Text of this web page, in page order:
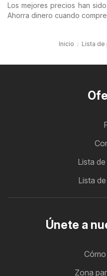
Los mejores precios han
Ahorra dinero cuando
Inicio Lista de
Lista
Lista
Únete a
Zona